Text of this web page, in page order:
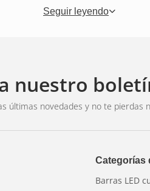
pantalla en el
poner la marcha
Seguir leyendo
nuestro
últimas novedades y no te pierdas
Categorías
Barras LED